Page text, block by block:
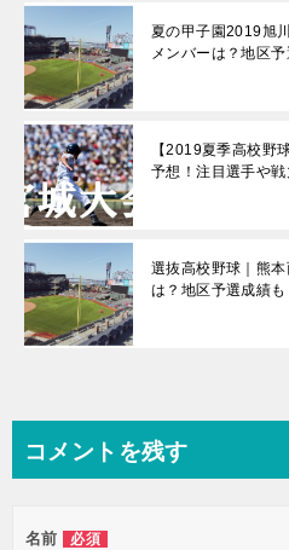
夏の甲子園2019旭
メンバーは？地区予
【2019夏季高校野
予想！注目選手や戦
選抜高校野球｜熊
は？地区予選成績も
コメントを残す
名前 必須